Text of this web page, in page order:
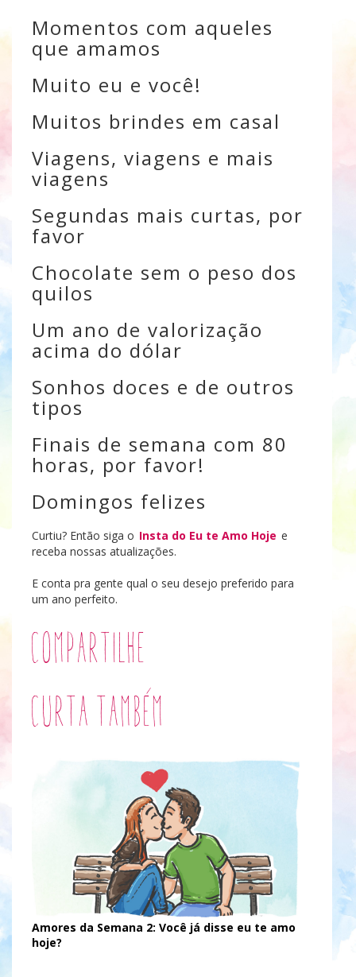
Momentos com aqueles
que amamos
Muito eu e você!
Muitos brindes em casal
Viagens, viagens e mais
viagens
Segundas mais curtas, por
favor
Chocolate sem o peso dos
quilos
Um ano de valorização
acima do dólar
Sonhos doces e de outros
tipos
Finais de semana com 80
horas, por favor!
Domingos felizes
Curtiu? Então siga o Insta do Eu te Amo Hoje e
receba nossas atualizações.
E conta pra gente qual o seu desejo preferido para
um ano perfeito.
Compartilhe
Curta também
Amores da Semana 2: Você já disse eu te amo
hoje?